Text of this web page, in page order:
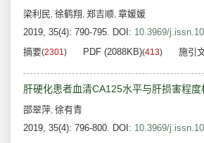
梁利民, 徐鹤翔, 郑吉顺, 章媛媛
2019, 35(4): 790-795. DOI: 10.3969/
摘要(2301) PDF (2088KB)(413) 施引
肝硬化患者血清CA125水平与肝损害程
邵翠萍, 徐有青
2019, 35(4): 796-800. DOI: 10.3969/